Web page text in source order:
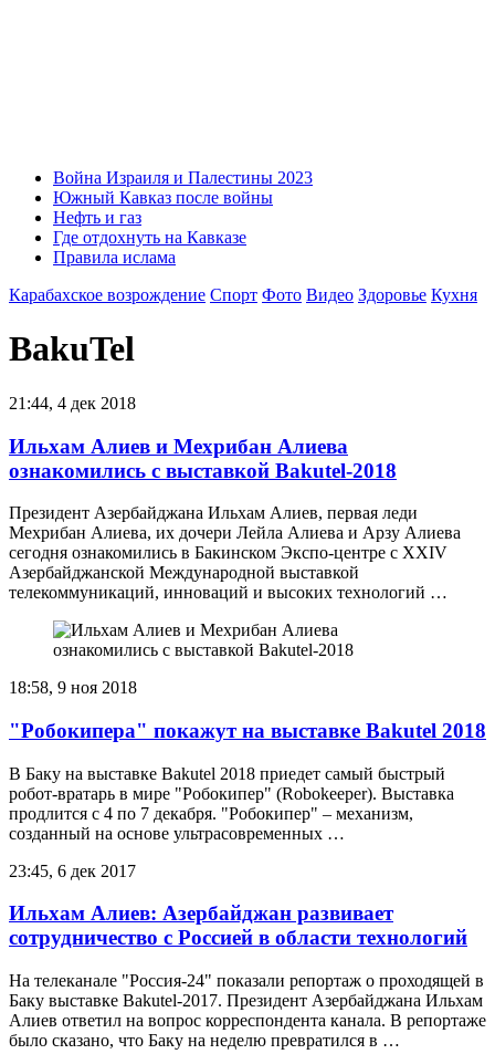
Война Израиля и Палестины 2023
Южный Кавказ после войны
Нефть и газ
Где отдохнуть на Кавказе
Правила ислама
Карабахское возрождение Спорт Фото Видео Здоровье Кухня
BakuTel
21:44, 4 дек 2018
Ильхам Алиев и Мехрибан Алиева
ознакомились с выставкой Bakutel-2018
Президент Азербайджана Ильхам Алиев, первая леди
Мехрибан Алиева, их дочери Лейла Алиева и Арзу Алиева
сегодня ознакомились в Бакинском Экспо-центре с XXIV
Азербайджанской Международной выставкой
телекоммуникаций, инноваций и высоких технологий …
18:58, 9 ноя 2018
"Робокипера" покажут на выставке Bakutel 2018
В Баку на выставке Bakutel 2018 приедет самый быстрый
робот-вратарь в мире "Робокипер" (Robokeeper). Выставка
продлится с 4 по 7 декабря. "Робокипер" – механизм,
созданный на основе ультрасовременных …
23:45, 6 дек 2017
Ильхам Алиев: Азербайджан развивает
сотрудничество с Россией в области технологий
На телеканале "Россия-24" показали репортаж о проходящей в
Баку выставке Bakutel-2017. Президент Азербайджана Ильхам
Алиев ответил на вопрос корреспондента канала. В репортаже
было сказано, что Баку на неделю превратился в …